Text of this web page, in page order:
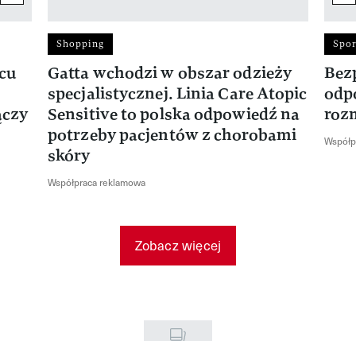
Shopping
Gatta wchodzi w obszar odzieży
specjalistycznej. Linia Care Atopic
Sensitive to polska odpowiedź na
potrzeby pacjentów z chorobami
skóry
Współpraca reklamowa
Zobacz więcej